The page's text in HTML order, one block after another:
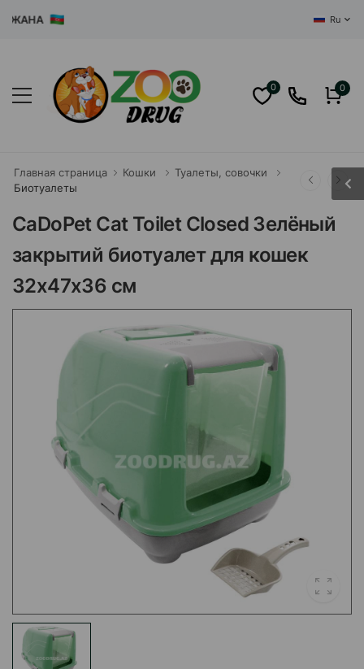
Ru
0 0
Главная страница Кошки
Туалеты, совочки
Биотуалеты
CaDoPet Cat Toilet Closed Зелёный
закрытий биотуалет для кошек
32х47х36 см